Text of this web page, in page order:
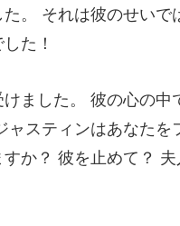
ャスティンはあなた